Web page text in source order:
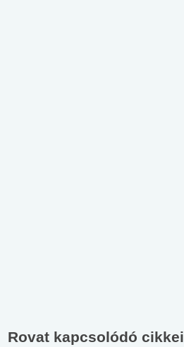
Rovat kapcsolódó cikkei